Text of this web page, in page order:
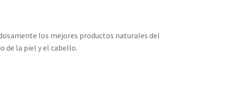
los mejores productos naturales del
de la piel y el cabello.